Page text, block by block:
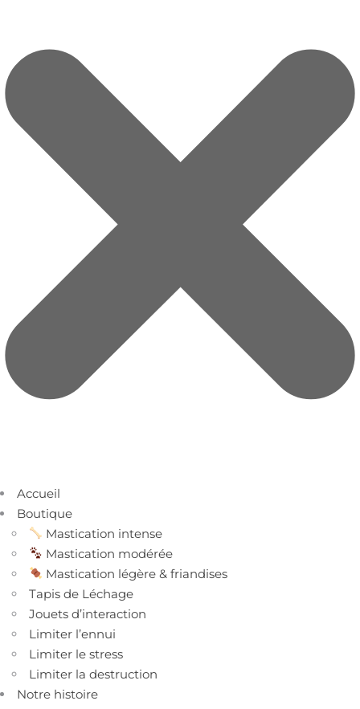
Accueil
Boutique
Mastication intense
Mastication modérée
Mastication légère & friandises
Tapis de Léchage
Jouets d’interaction
Limiter l’ennui
Limiter le stress
Limiter la destruction
Notre histoire